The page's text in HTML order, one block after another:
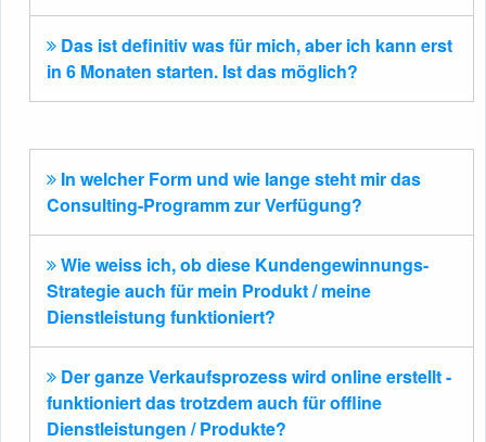
Das ist definitiv was für mich, aber ich kann erst
in 6 Monaten starten. Ist das möglich?
In welcher Form und wie lange steht mir das
Consulting-Programm zur Verfügung?
Wie weiss ich, ob diese Kundengewinnungs-
Strategie auch für mein Produkt / meine
Dienstleistung funktioniert?
Der ganze Verkaufsprozess wird online erstellt -
funktioniert das trotzdem auch für offline
Dienstleistungen / Produkte?